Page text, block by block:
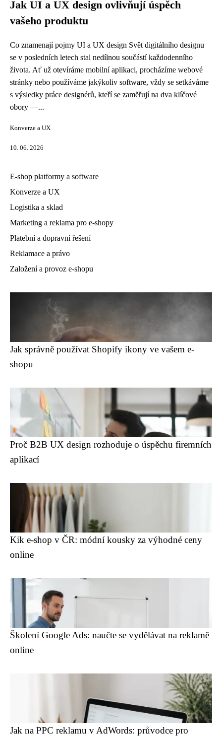
Jak UI a UX design ovlivňují úspěch
vašeho produktu
Co znamenají pojmy UI a UX design Svět digitálního designu
se v posledních letech stal nedílnou součástí každodenního
života. Ať už otevíráme mobilní aplikaci, procházíme webové
stránky nebo používáme jakýkoliv software, vždy se setkáváme
s výsledky práce designérů, kteří se zaměřují na dva klíčové
obory —...
Konverze a UX
10. 06. 2026
E-shop platformy a software
Konverze a UX
Logistika a sklad
Marketing a reklama pro e-shopy
Platební a dopravní řešení
Reklamace a právo
Založení a provoz e-shopu
Jak správně používat Shopify ikony ve vašem e-
shopu
Proč B2B UX design rozhoduje o úspěchu firemních
aplikací
Kik e-shop v ČR: módní kousky za výhodné ceny
online
Školení Google Ads: naučte se vydělávat na reklamě
online
Jak na PPC reklamu v AdWords: průvodce pro